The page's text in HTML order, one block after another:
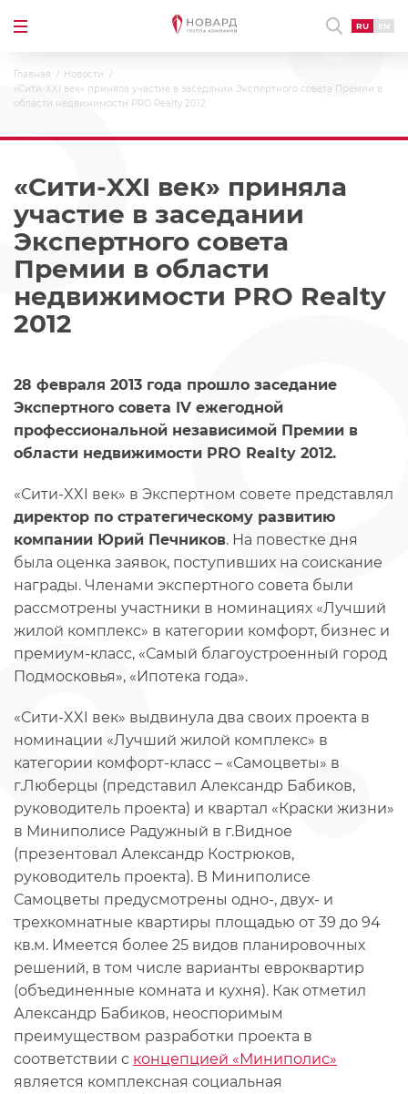
RU EN
Главная
Новости
«Сити-XXI век» приняла участие в заседании Экспертного совета Премии в
области недвижимости PRO Realty 2012
«Сити-XXI век» приняла
участие в заседании
Экспертного совета
Премии в области
недвижимости PRO Realty
2012
28 февраля 2013 года прошло заседание
Экспертного совета IV ежегодной
профессиональной независимой Премии в
области недвижимости PRO Realty 2012.
«Сити-XXI век» в Экспертном совете представлял
директор по стратегическому развитию
компании Юрий Печников. На повестке дня
была оценка заявок, поступивших на соискание
награды. Членами экспертного совета были
рассмотрены участники в номинациях «Лучший
жилой комплекс» в категории комфорт, бизнес и
премиум-класс, «Самый благоустроенный город
Подмосковья», «Ипотека года».
«Сити-XXI век» выдвинула два своих проекта в
номинации «Лучший жилой комплекс» в
категории комфорт-класс – «Самоцветы» в
г.Люберцы (представил Александр Бабиков,
руководитель проекта) и квартал «Краски жизни»
в Миниполисе Радужный в г.Видное
(презентовал Александр Кострюков,
руководитель проекта). В Миниполисе
Самоцветы предусмотрены одно-, двух- и
трехкомнатные квартиры площадью от 39 до 94
кв.м. Имеется более 25 видов планировочных
решений, в том числе варианты евроквартир
(объединенные комната и кухня). Как отметил
Александр Бабиков, неоспоримым
преимуществом разработки проекта в
соответствии с концепцией «Миниполис»
является комплексная социальная